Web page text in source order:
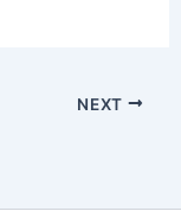
NEXT